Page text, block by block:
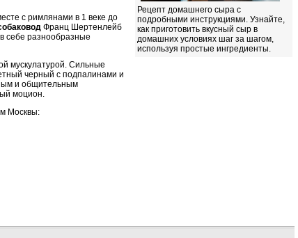
с римлянами в 1 веке до
Франц Шертенлейб
себе разнообразные
мускулатурой. Сильные
черный с подпалинами и
и общительным
моцион.
Москвы:
Рецепт домашнего сыра с
подробными инструкциями. Узнайте,
как приготовить вкусный сыр в
домашних условиях шаг за шагом,
используя простые ингредиенты.